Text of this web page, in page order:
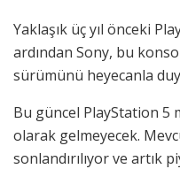
Yaklaşık üç yıl önceki
ardından Sony, bu
sürümünü heyecanla
Bu güncel PlayStation 5
olarak gelmeyecek.
sonlandırılıyor ve artık